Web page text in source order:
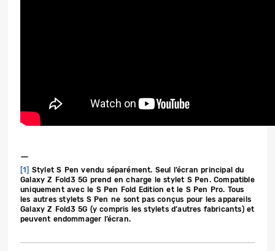
—
[1] Stylet S Pen vendu séparément. Seul l’écran principal du
Galaxy Z Fold3 5G prend en charge le stylet S Pen. Compatible
uniquement avec le S Pen Fold Edition et le S Pen Pro. Tous
les autres stylets S Pen ne sont pas conçus pour les appareils
Galaxy Z Fold3 5G (y compris les stylets d’autres fabricants) et
peuvent endommager l’écran.